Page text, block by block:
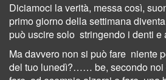
Diciamoci la verità, messa così,
primo giorno della settimana
può uscire solo stringendo i denti e
Ma davvero non si può fare niente
del tuo lunedì?…… be, secondo noi